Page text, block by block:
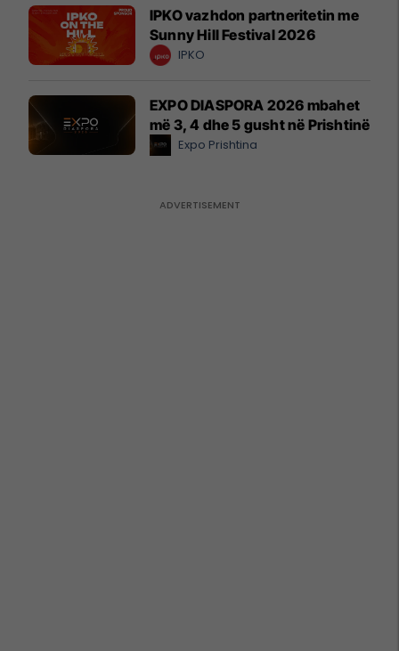
IPKO vazhdon partneritetin me
Sunny Hill Festival 2026
IPKO
EXPO DIASPORA 2026 mbahet
më 3, 4 dhe 5 gusht në Prishtinë
Expo Prishtina